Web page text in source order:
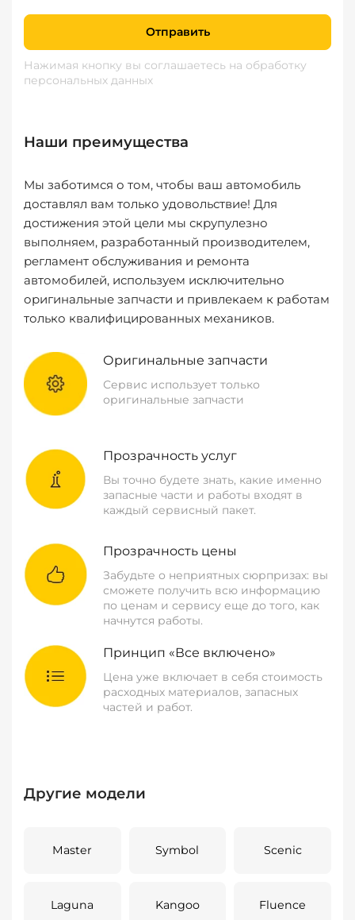
Отправить
Нажимая кнопку вы соглашаетесь на обработку
персональных данных
Наши преимущества
Мы заботимся о том, чтобы ваш автомобиль
доставлял вам только удовольствие! Для
достижения этой цели мы скрупулезно
выполняем, разработанный производителем,
регламент обслуживания и ремонта
автомобилей, используем исключительно
оригинальные запчасти и привлекаем к работам
только квалифицированных механиков.
Оригинальные запчасти
Сервис использует только
оригинальные запчасти
Прозрачность услуг
Вы точно будете знать, какие именно
запасные части и работы входят в
каждый сервисный пакет.
Прозрачность цены
Забудьте о неприятных сюрпризах: вы
сможете получить всю информацию
по ценам и сервису еще до того, как
начнутся работы.
Принцип «Все включено»
Цена уже включает в себя стоимость
расходных материалов, запасных
частей и работ.
Другие модели
Master Symbol Scenic
Laguna Kangoo Fluence